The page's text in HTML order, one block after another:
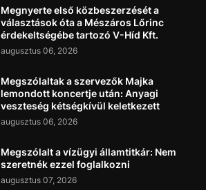
Megnyerte első közbeszerzését a
választások óta a Mészáros Lőrinc
érdekeltségébe tartozó V-Híd Kft.
augusztus 06, 2026
Megszólaltak a szervezők Majka
lemondott koncertje után: Anyagi
veszteség kétségkívül keletkezett
augusztus 06, 2026
Megszólalt a vízügyi államtitkár: Nem
szeretnék ezzel foglalkozni
augusztus 07, 2026